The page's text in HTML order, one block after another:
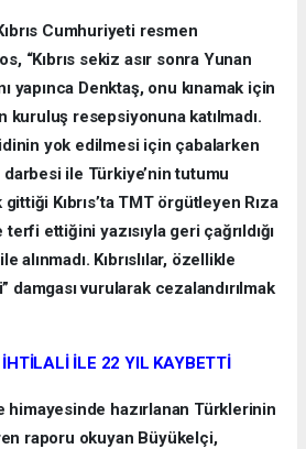
Cumhuriyeti resmen
“Kıbrıs sekiz asır sonra Yunan
yapınca Denktaş, onu kınamak için
kuruluş resepsiyonuna katılmadı.
yok edilmesi için çabalarken
ile Türkiye’nin tutumu
Kıbrıs’ta TMT örgütleyen Rıza
ettiğini yazısıyla geri çağrıldığı
alınmadı. Kıbrıslılar, özellikle
damgası vurularak cezalandırılmak
İHTİLALİ İLE 22 YIL KAYBETTİ
himayesinde hazırlanan Türklerinin
raporu okuyan Büyükelçi,